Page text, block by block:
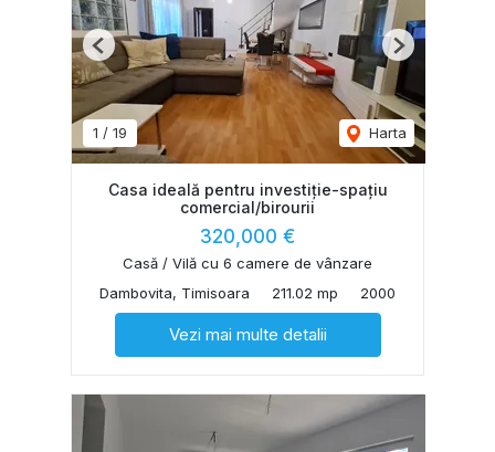
1 / 19 Harta
Previous Next
Casa ideală pentru investiție-spațiu
comercial/birourii
320,000 €
Casă / Vilă cu 6 camere de vânzare
Dambovita, Timisoara
211.02 mp 2000
Vezi mai multe detalii